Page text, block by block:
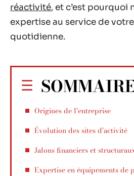
réactivité, et c’est pourquoi
expertise au service de
quotidienne.
Origines de l’entreprise
Évolution des sites d’activité
Jalons financiers et
Expertise en équipements de